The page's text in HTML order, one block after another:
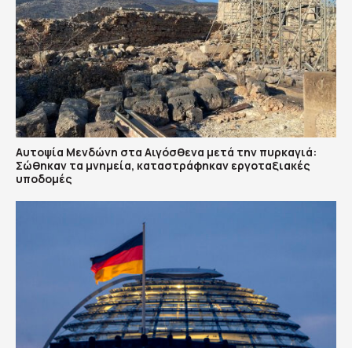
Αυτοψία Μενδώνη στα Αιγόσθενα μετά την πυρκαγιά:
Σώθηκαν τα μνημεία, καταστράφηκαν εργοταξιακές
υποδομές